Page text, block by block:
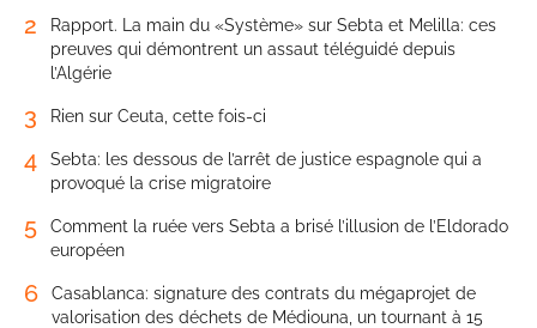
2
Rapport. La main du «Système» sur Sebta et Melilla: ces
preuves qui démontrent un assaut téléguidé depuis
l’Algérie
3 Rien sur Ceuta, cette fois-ci
4
Sebta: les dessous de l’arrêt de justice espagnole qui a
provoqué la crise migratoire
5
Comment la ruée vers Sebta a brisé l’illusion de l’Eldorado
européen
6
Casablanca: signature des contrats du mégaprojet de
valorisation des déchets de Médiouna, un tournant à 15